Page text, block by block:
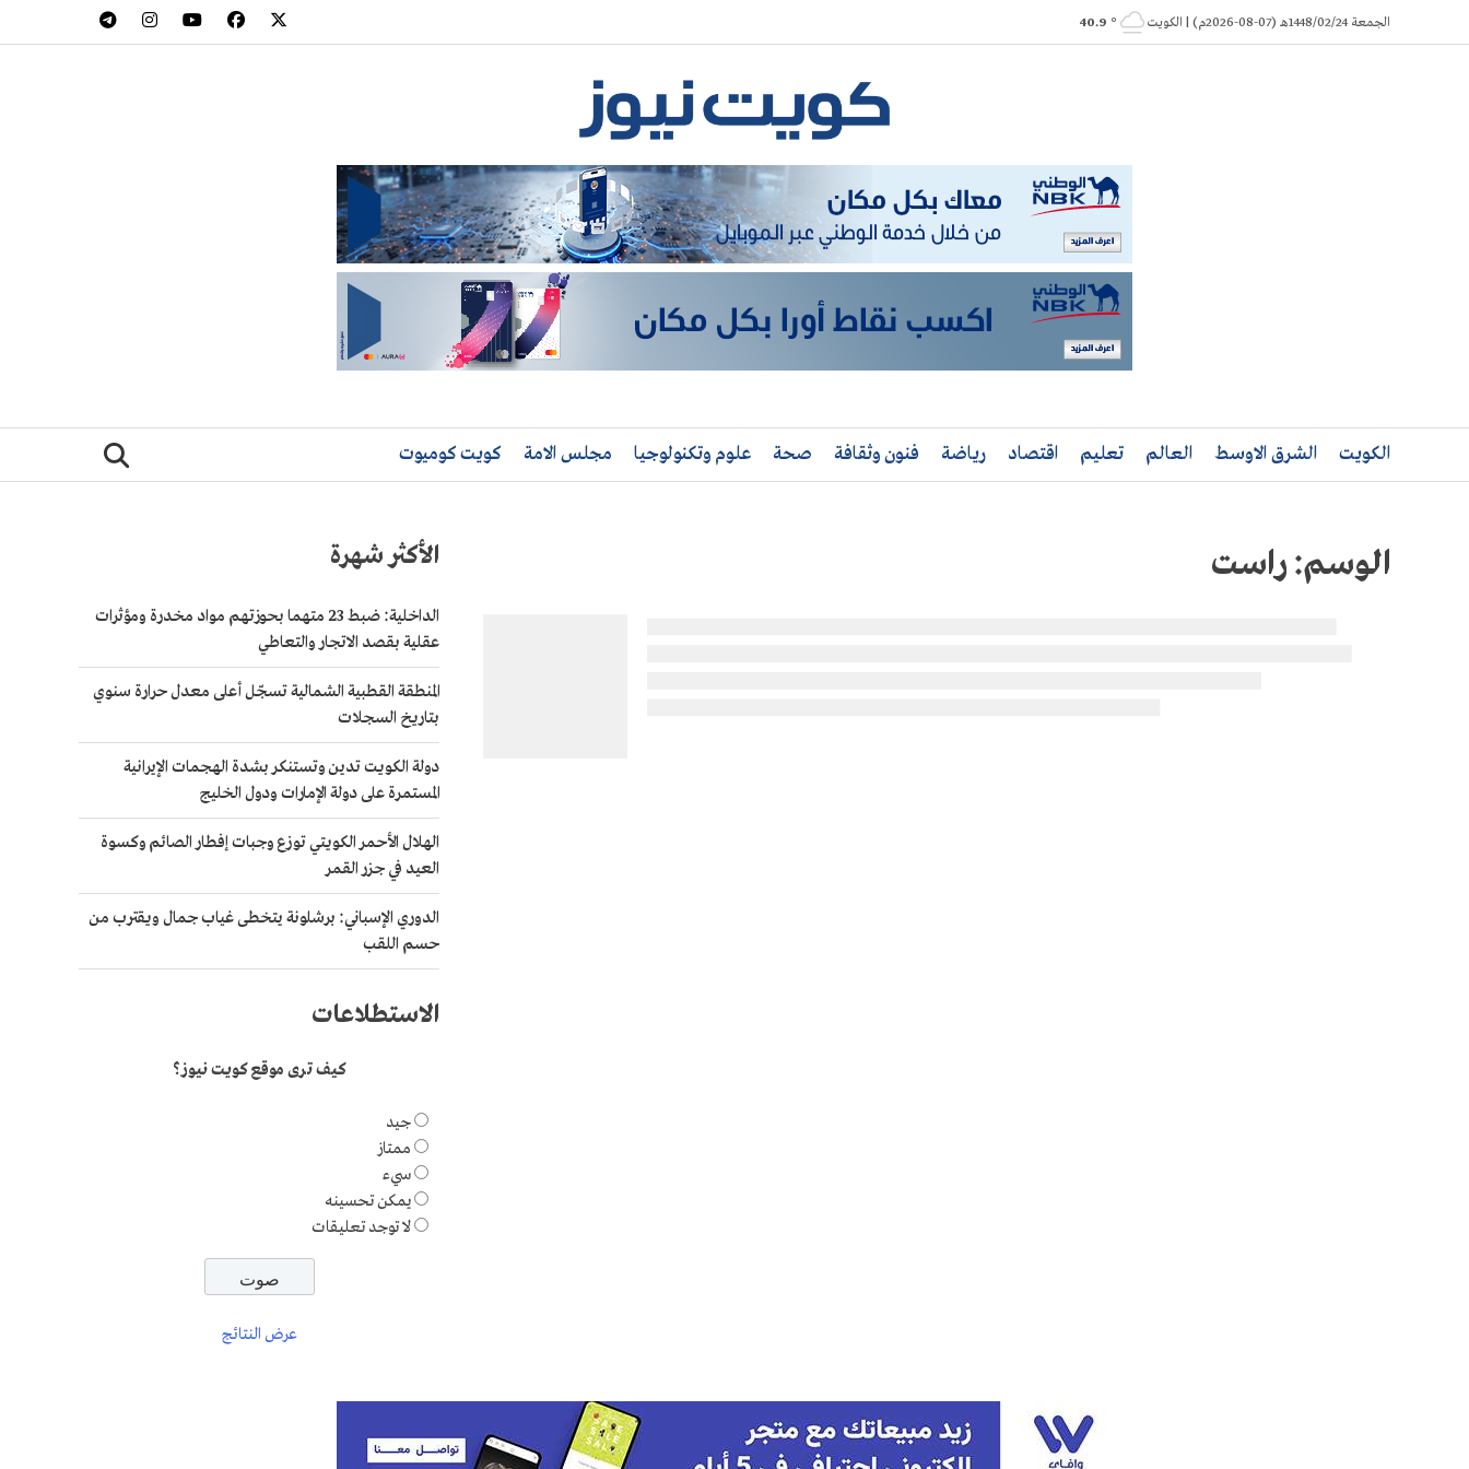
to
الجمعة 1448/02/24هـ (07-08-2026م) | الكويت ° 40.9
الكويت الشرق الاوسط العالم تعليم اقتصاد رياضة فنون وثقافة صحة علوم وتكنولوجيا مجلس الامة كويت كوميوت
الوسم:راست الأكثر شهرة
الداخلية: ضبط 23 متهما بحوزتهم مواد مخدرة ومؤثرات
عقلية بقصد الاتجار والتعاطي
المنطقة القطبية الشمالية تسجّل أعلى معدل حرارة سنوي
بتاريخ السجلات
دولة الكويت تدين وتستنكر بشدة الهجمات الإيرانية
المستمرة على دولة الإمارات ودول الخليج
الهلال الأحمر الكويتي توزع وجبات إفطار الصائم وكسوة
العيد في جزر القمر
الدوري الإسباني: برشلونة يتخطى غياب جمال ويقترب من
حسم اللقب
الاستطلاعات
كيف ترى موقع كويت نيوز؟
جيد
ممتاز
سيء
يمكن تحسينه
لا توجد تعليقات
عرض النتائج